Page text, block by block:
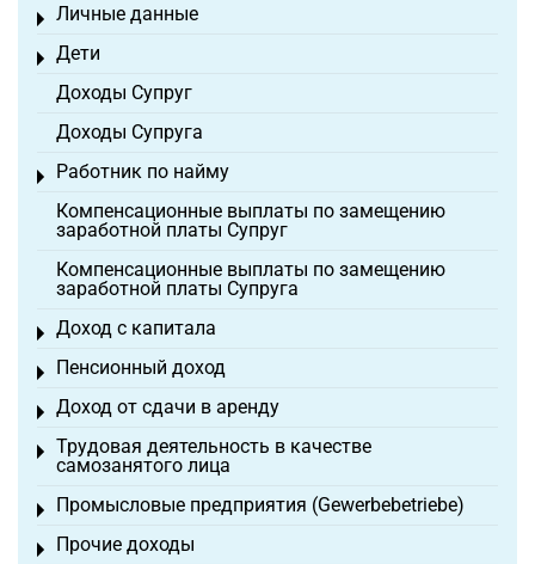
Личные данные
Toggle menu
Дети
Toggle menu
Доходы Супруг
Доходы Супруга
Работник по найму
Toggle menu
Компенсационные выплаты по замещению
заработной платы Супруг
Компенсационные выплаты по замещению
заработной платы Супруга
Доход с капитала
Toggle menu
Пенсионный доход
Toggle menu
Доход от сдачи в аренду
Toggle menu
Трудовая деятельность в качестве
самозанятого лица
Toggle menu
Промысловые предприятия (Gewerbebetriebe)
Toggle menu
Прочие доходы
Toggle menu